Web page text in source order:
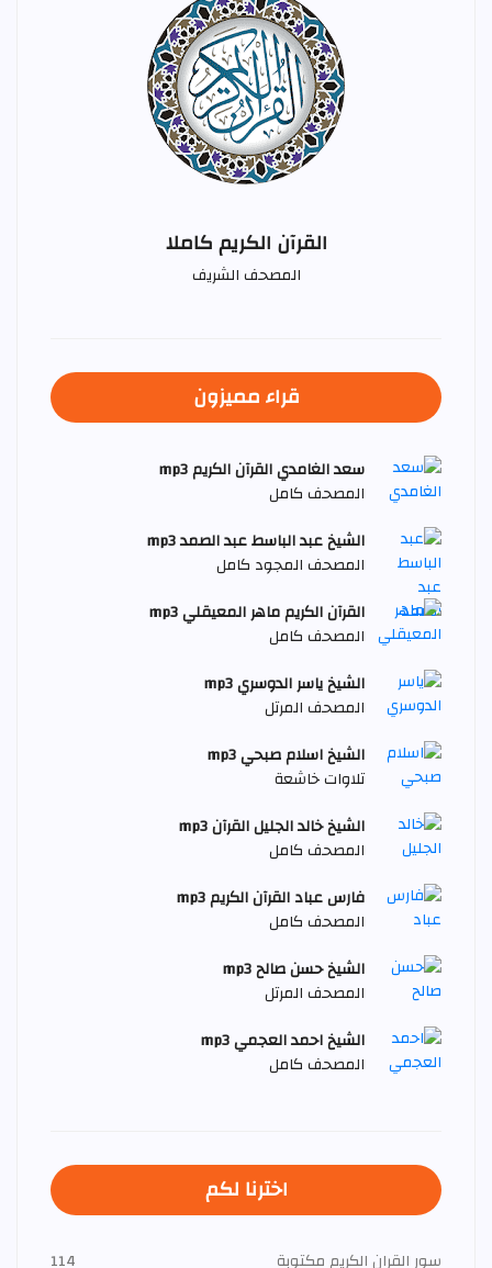
القرآن الكريم كاملا
المصحف الشريف
قراء مميزون
سعد الغامدي القرآن الكريم mp3
المصحف كامل
الشيخ عبد الباسط عبد الصمد mp3
المصحف المجود كامل
القرآن الكريم ماهر المعيقلي mp3
المصحف كامل
الشيخ ياسر الدوسري mp3
المصحف المرتل
الشيخ اسلام صبحي mp3
تلاوات خاشعة
الشيخ خالد الجليل القرآن mp3
المصحف كامل
فارس عباد القرآن الكريم mp3
المصحف كامل
الشيخ حسن صالح mp3
المصحف المرتل
الشيخ احمد العجمي mp3
المصحف كامل
اخترنا لكم
سور القران الكريم مكتوبة
114